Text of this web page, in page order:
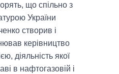
що спільно з
України
створив і
керівництво
діяльність якої
в нафтогазовій і